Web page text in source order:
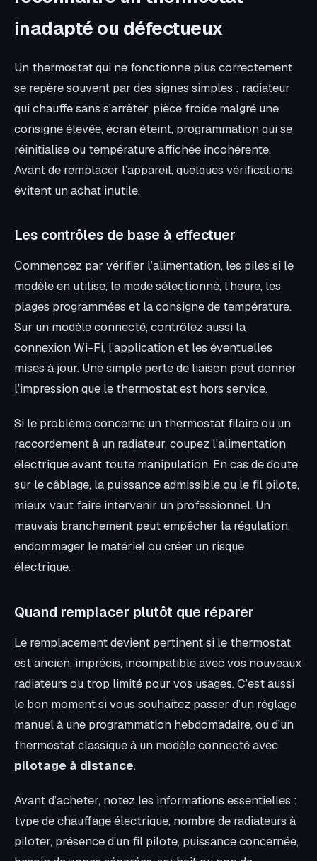
inadapté ou défectueux
Un thermostat qui ne fonctionne plus correctement
se repère souvent par des signes simples : radiateur
qui chauffe sans s’arrêter, pièce froide malgré une
consigne élevée, écran éteint, programmation qui se
réinitialise ou température affichée incohérente.
Avant de remplacer l’appareil, quelques vérifications
évitent un achat inutile.
Les contrôles de base à effectuer
Commencez par vérifier l’alimentation, les piles si le
modèle en utilise, le mode sélectionné, l’heure, les
plages programmées et la consigne de température.
Sur un modèle connecté, contrôlez aussi la
connexion Wi-Fi, l’application et les éventuelles
mises à jour. Une simple perte de liaison peut donner
l’impression que le thermostat est hors service.
Si le problème concerne un thermostat filaire ou un
raccordement à un radiateur, coupez l’alimentation
électrique avant toute manipulation. En cas de doute
sur le câblage, la puissance admissible ou le fil pilote,
mieux vaut faire intervenir un professionnel. Un
mauvais branchement peut empêcher la régulation,
endommager le matériel ou créer un risque
électrique.
Quand remplacer plutôt que réparer
Le remplacement devient pertinent si le thermostat
est ancien, imprécis, incompatible avec vos nouveaux
radiateurs ou trop limité pour vos usages. C’est aussi
le bon moment si vous souhaitez passer d’un réglage
manuel à une programmation hebdomadaire, ou d’un
thermostat classique à un modèle connecté avec
pilotage à distance.
Avant d’acheter, notez les informations essentielles :
type de chauffage électrique, nombre de radiateurs à
piloter, présence d’un fil pilote, puissance concernée,